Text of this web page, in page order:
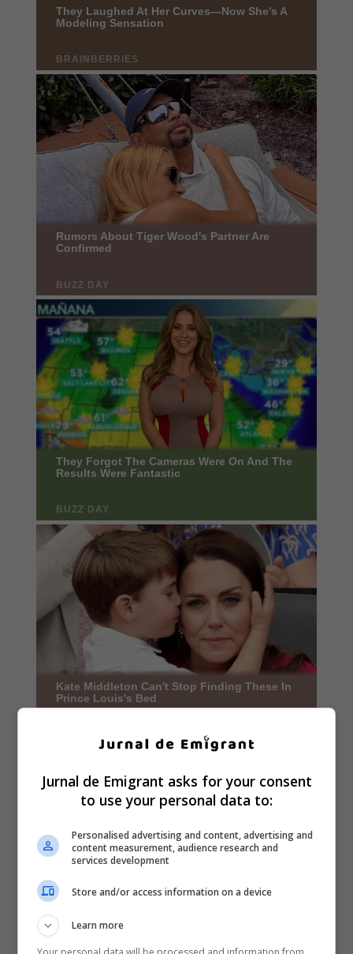
Jurnal de Emigrant asks for your consent
to use your personal data to:
Personalised advertising and content, advertising and
content measurement, audience research and
services development
Store and/or access information on a device
Learn more